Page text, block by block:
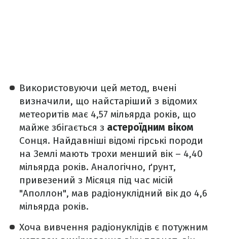
Використовуючи цей метод, вчені
визначили, що найстаріший з відомих
метеоритів має 4,57 мільярда років, що
майже збігається з астероїдним віком
Сонця. Найдавніші відомі гірські породи
на Землі мають трохи менший вік – 4,40
мільярда років. Аналогічно, ґрунт,
привезений з Місяця під час місій
"Аполлон", мав радіонуклідний вік до 4,6
мільярда років.
Хоча вивчення радіонуклідів є потужним